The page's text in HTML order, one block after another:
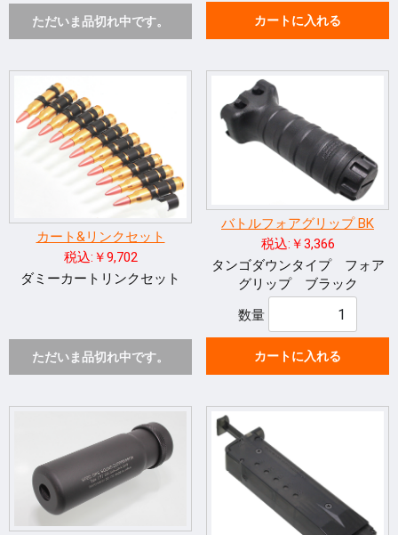
ただいま品切れ中です。 カートに入れる
カート&リンクセット
税込:￥9,702
ダミーカートリンクセット
ただいま品切れ中です。
バトルフォアグリップ BK
税込:￥3,366
タンゴダウンタイプ フォア
グリップ ブラック
数量
カートに入れる